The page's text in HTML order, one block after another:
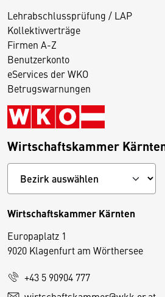
Lehrabschlussprüfung / LAP
Kollektivverträge
Firmen A-Z
Benutzerkonto
eServices der WKO
Betrugswarnungen
Wirtschaftskammer
Wirtschaftskammer Kärnten
Europaplatz 1
9020 Klagenfurt am Wörthersee
+43 5 90904 777
D